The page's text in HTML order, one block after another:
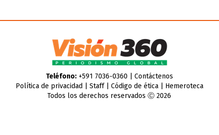
Teléfono:+591 7036-0360 | Contáctenos
Política de privacidad
Staff| Código de ética| Hemeroteca
Todos los derechos reservados Ⓒ 2026